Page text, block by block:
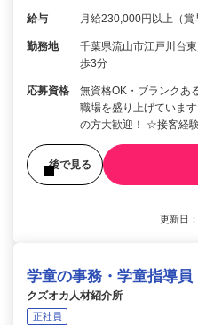
給与 月給230,000円以上（賞
勤務地
千葉県流山市江戸川台
歩3分
応募資格
無資格OK・ブランク
職場を盛り上げていま
の方大歓迎！ ☆接客経
後で見る
更新日
学童の事務・学童指導員
クズオカ人材紹介所
正社員